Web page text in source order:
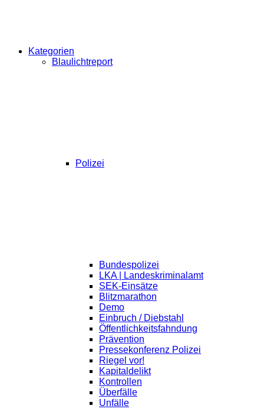
Kategorien
Blaulichtreport
Polizei
Bundespolizei
LKA | Landeskriminalamt
SEK-Einsätze
Blitzmarathon
Demo
Einbruch / Diebstahl
Öffentlichkeitsfahndung
Prävention
Pressekonferenz Polizei
Riegel vor!
Kapitaldelikt
Kontrollen
Überfälle
Unfälle